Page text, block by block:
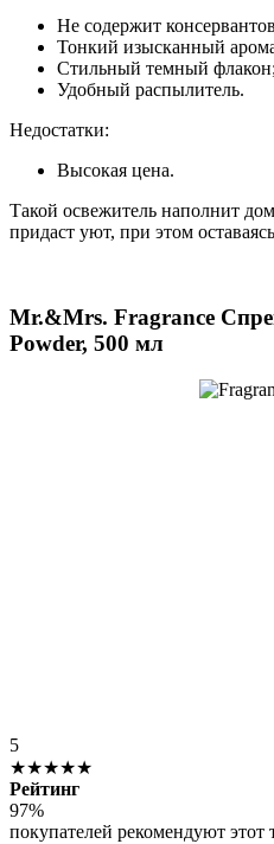
Не содержит
Тонкий изысканный
Стильный темный флакон;
Удобный распылитель.
Недостатки:
Высокая цена.
Такой освежитель наполнит
придаст уют, при этом
Mr.&Mrs. Fragrance
Powder, 500 мл
5
★★★★★
Рейтинг
97%
покупателей рекомендуют этот